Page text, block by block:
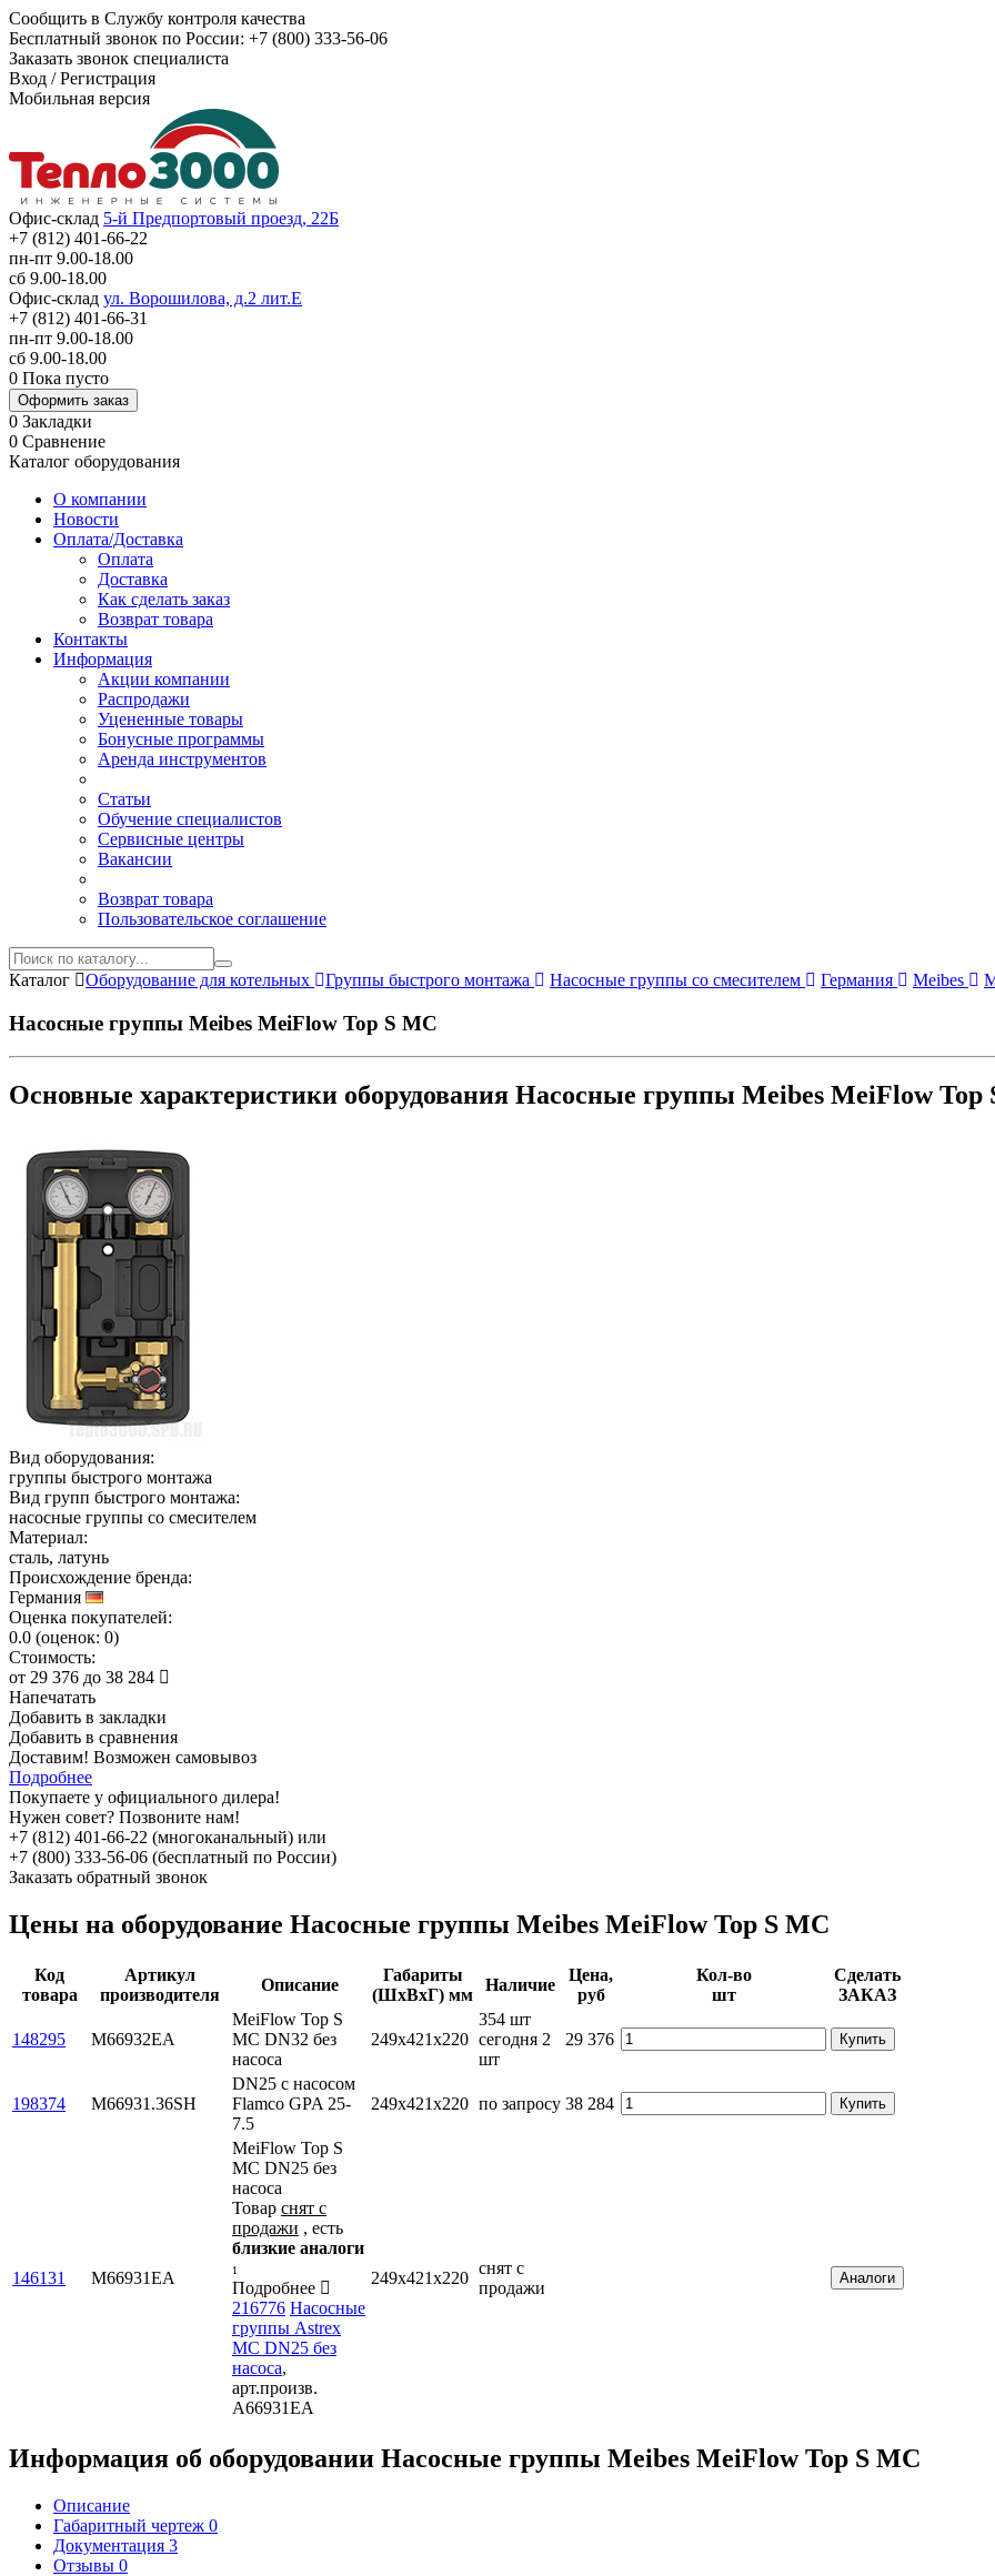
Сообщить в Службу контроля качества
Бесплатный звонок по России: +7 (800) 333-56-06
Заказать звонок специалиста
Вход /Регистрация
Мобильная версия
Офис-склад 5-й Предпортовый проезд, 22Б
+7 (812) 401-66-22
пн-пт 9.00-18.00
сб 9.00-18.00
Офис-склад ул. Ворошилова, д.2 лит.Е
+7 (812) 401-66-31
пн-пт 9.00-18.00
сб 9.00-18.00
0 Пока пусто
Оформить заказ
0 Закладки
0 Сравнение
Каталог оборудования
О компании
Новости
Оплата/Доставка
Оплата
Доставка
Как сделать заказ
Возврат товара
Контакты
Информация
Акции компании
Распродажи
Уцененные товары
Бонусные программы
Аренда инструментов
Статьи
Обучение специалистов
Сервисные центры
Вакансии
Возврат товара
Пользовательское соглашение
Каталог Оборудование для котельных Группы быстрого монтажа Насосные группы со смесителем Германия Meibes
Насосные группы Meibes MeiFlow Top S MC
Основные характеристики оборудования Насосные группы Meibes MeiFlow Top
Вид оборудования:
группы быстрого монтажа
Вид групп быстрого монтажа:
насосные группы со смесителем
Материал:
сталь, латунь
Происхождение бренда:
Германия
Оценка покупателей:
0.0 (оценок: 0)
Стоимость:
от 29 376 до 38 284
Напечатать
Добавить в закладки
Добавить в сравнения
Доставим! Возможен самовывоз
Подробнее
Покупаете у официального дилера!
Нужен совет? Позвоните нам!
+7 (812) 401-66-22 (многоканальный) или
+7 (800) 333-56-06 (бесплатный по России)
Заказать обратный звонок
Цены на оборудование Насосные группы Meibes MeiFlow Top S MC
Код
товара
Артикул
производителя
Описание
Габариты
(ШxВxГ) мм
Наличие
Цена,
руб
Кол-во
шт
Сделать
ЗАКАЗ
148295 M66932EA
MeiFlow Top S
MC DN32 без
насоса
249x421x220
354 шт
сегодня 2
шт
29 376 Купить
198374 M66931.36SH
DN25 с насосом
Flamco GPA 25-
7.5
249x421x220 по запросу 38 284 Купить
146131 M66931EA
MeiFlow Top S
MC DN25 без
насоса
Товар снят с
продажи , есть
близкие аналоги
1
Подробнее
216776 Насосные
группы Astrex
MC DN25 без
насоса,
арт.произв.
A66931EA
249x421x220
снят с
продажи
Аналоги
Информация об оборудовании Насосные группы Meibes MeiFlow Top S MC
Описание
Габаритный чертеж 0
Документация 3
Отзывы 0